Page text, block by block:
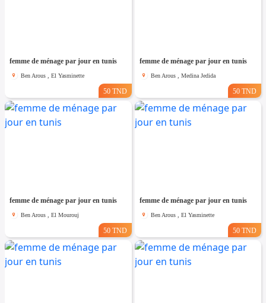
femme de ménage par jour en tunis
Ben Arous , El Yasminette
50 TND
femme de ménage par jour en tunis
Ben Arous , Medina Jedida
50 TND
femme de ménage par jour en tunis
Ben Arous , El Mourouj
50 TND
femme de ménage par jour en tunis
Ben Arous , El Yasminette
50 TND